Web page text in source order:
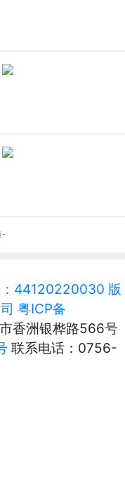
-
：44120220030 版
粤ICP备
香洲银桦路566号
联系电话：0756-